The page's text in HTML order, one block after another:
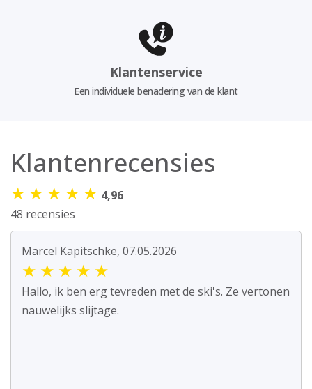
Klantenservice
Een individuele benadering van de klant
Klantenrecensies
★ ★ ★ ★ ★ 4,96
48 recensies
Marcel Kapitschke, 07.05.2026
★ ★ ★ ★ ★
Hallo, ik ben erg tevreden met de ski's. Ze vertonen
nauwelijks slijtage.